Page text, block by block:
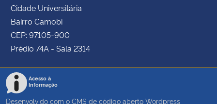
Cidade Universitária
Bairro Camobi
CEP: 97105-900
Prédio 74A - Sala 2314
Acesso à
Informação
Desenvolvido com o CMS de código aberto Wordpress